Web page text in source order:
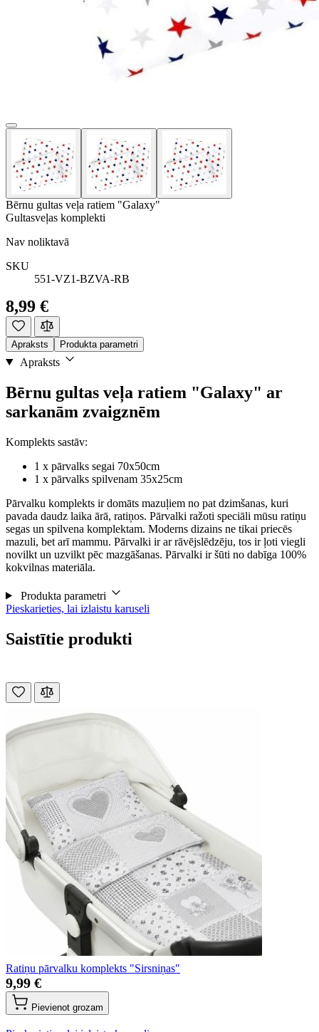
Bērnu gultas veļa ratiem "Galaxy"
Gultasveļas komplekti
Nav noliktavā
SKU
551-VZ1-BZVA-RB
8,99 €
Apraksts Produkta parametri
Apraksts
Bērnu gultas veļa ratiem "Galaxy" ar
sarkanām zvaigznēm
Komplekts sastāv:
1 x pārvalks segai 70x50cm
1 x pārvalks spilvenam 35x25cm
Pārvalku komplekts ir domāts mazuļiem no pat dzimšanas, kuri
pavada daudz laika ārā, ratiņos. Pārvalki ražoti speciāli mūsu ratiņu
segas un spilvena komplektam. Moderns dizains ne tikai priecēs
mazuli, bet arī mammu. Pārvalki ir ar rāvējslēdzēju, tos ir ļoti viegli
novilkt un uzvilkt pēc mazgāšanas. Pārvalki ir šūti no dabīga 100%
kokvilnas materiāla.
Produkta parametri
Pieskarieties, lai izlaistu karuseli
Saistītie produkti
Ratiņu pārvalku komplekts "Sirsniņas"
9,99 €
Pievienot grozam